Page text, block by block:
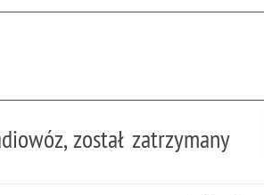
został zatrzymany